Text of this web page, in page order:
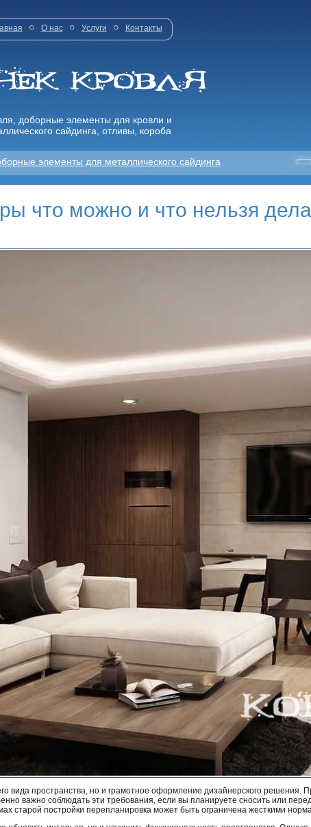
О нас Услуги Контакты
доборные элементы для кровли и
сайдинга, отливы, короба
элементы для металлического сайдинга
что можно и что нельзя
вида пространства, но и грамотное оформление дизайнерского решения.
важно соблюдать эти требования, если вы планируете сносить или
старой постройки перепланировка может быть ограничена жесткими